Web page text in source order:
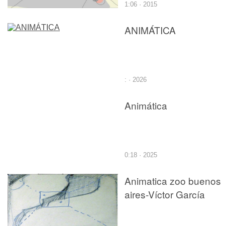
1:06 · 2015
ANIMÁTICA
: · 2026
Animática
0:18 · 2025
Animatica zoo buenos
aires-Víctor García